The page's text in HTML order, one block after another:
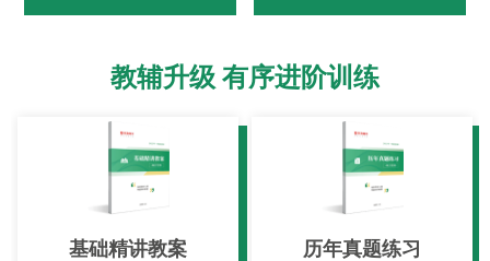
教辅升级 有序进阶训练
基础精讲教案 历年真题练习